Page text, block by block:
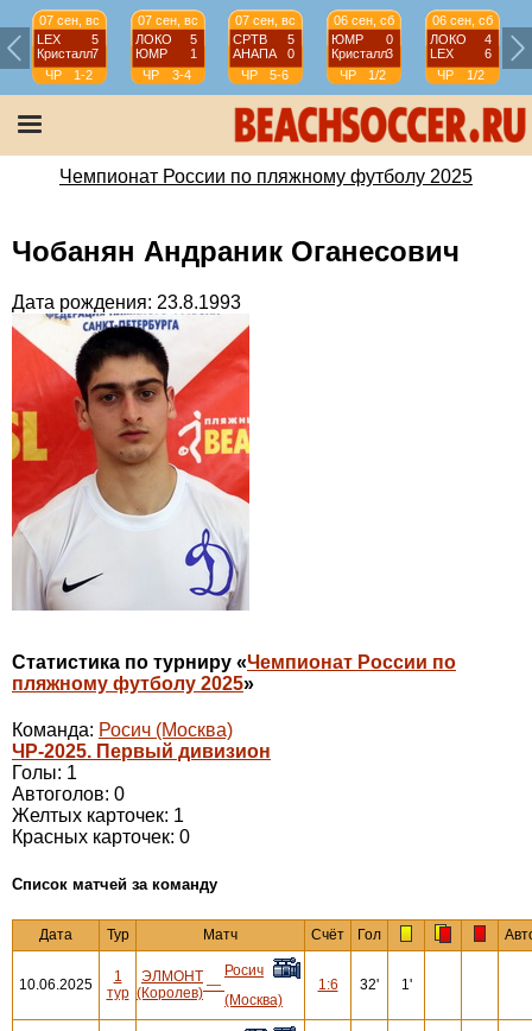
07 сен, вс
LEX
5
Кристалл7
ЧР
1-2
07 сен, вс
ЛОКО
5
ЮМР
1
ЧР
3-4
07 сен, вс
СРТВ
5
АНАПА
0
ЧР
5-6
06 сен, сб
ЮМР
0
Кристалл3
ЧР
1/2
06 сен, сб
ЛОКО
4
LEX
6
ЧР
1/2
Чемпионат России по пляжному футболу 2025
Чобанян Андраник Оганесович
Дата рождения: 23.8.1993
Статистика по турниру «Чемпионат России по
пляжному футболу 2025»
Команда: Росич (Москва)
ЧР-2025. Первый дивизион
Голы: 1
Автоголов: 0
Желтых карточек: 1
Красных карточек: 0
Cписок матчей за команду
Дата Тур Матч Счёт Гол
10.06.2025
1
тур
ЭЛМОНТ
(Королев) —
Росич
(Москва)
1:6 32' 1'